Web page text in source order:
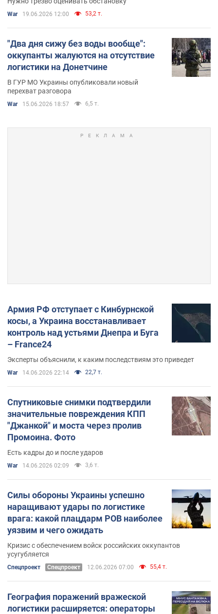
War 19.06.2026 12:00 53,2 т.
"Два дня сижу без воды вообще":
оккупанты жалуются на отсутствие
логистики на Донетчине
В ГУР МО Украины опубликовали новый
перехват разговора
War 15.06.2026 18:57 6,5 т.
Армия РФ отступает с Кинбурнской
косы, а Украина восстанавливает
контроль над устьями Днепра и Буга
– France24
Эксперты объяснили, к каким последствиям это приведет
War 14.06.2026 22:14 22,7 т.
Спутниковые снимки подтвердили
значительные повреждения КПП
"Джанкой" и моста через пролив
Промоина. Фото
Есть кадры до и после ударов
War 14.06.2026 02:09 3,6 т.
Силы обороны Украины успешно
наращивают удары по логистике
врага: какой плацдарм РОВ наиболее
уязвим и чего ожидать
Кризис с обеспечением войск российских оккупантов
усугубляется
Спецпроект Спецпроект 12.06.2026 07:00 55,4 т.
География поражений вражеской
логистики расширяется: операторы